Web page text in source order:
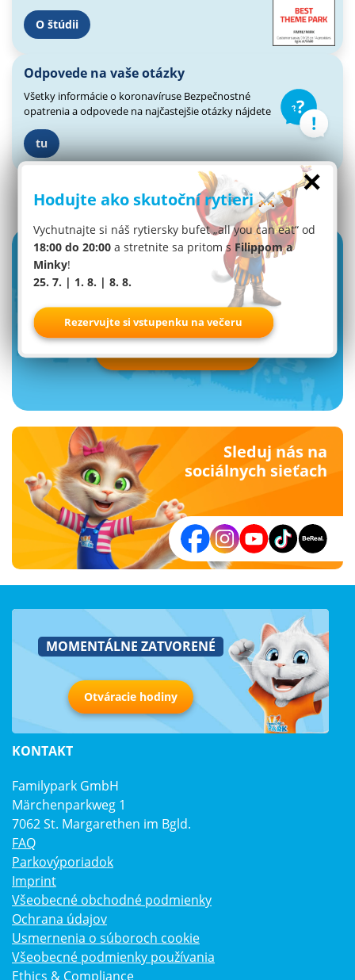
O štúdii
Odpovede na vaše otázky
Všetky informácie o koronavíruse Bezpečnostné
opatrenia a odpovede na najčastejšie otázky nájdete
tu
newsletter od Familyparku
Sleduj nás na
sociálnych sieťach
MOMENTÁLNE ZATVORENÉ
Otváracie hodiny
KONTAKT
Familypark GmbH
Märchenparkweg 1
7062 St. Margarethen im Bgld.
FAQ
Parkovýporiadok
Imprint
Všeobecné obchodné podmienky
Ochrana údajov
Usmernenia o súboroch cookie
Všeobecné podmienky používania
Ethics & Compliance
×
Hodujte ako skutoční rytieri
Vychutnajte si náš rytiersky bufet „all you can eat“ od
18:00 do 20:00 a stretnite sa pritom s Filippom a
Minky!
25. 7. | 1. 8. | 8. 8.
Rezervujte si vstupenku na večeru